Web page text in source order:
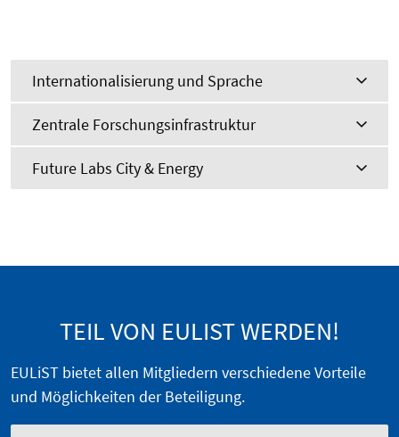
Internationalisierung und Sprache
Zentrale Forschungsinfrastruktur
Future Labs City & Energy
TEIL VON EULIST WERDEN!
EULiST bietet allen Mitgliedern verschiedene Vorteile
und Möglichkeiten der Beteiligung.